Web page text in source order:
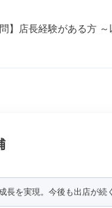
】店長経験がある方 ～
長を実現。今後も出店が続